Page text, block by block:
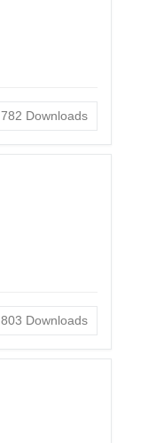
782 Downloads
803 Downloads